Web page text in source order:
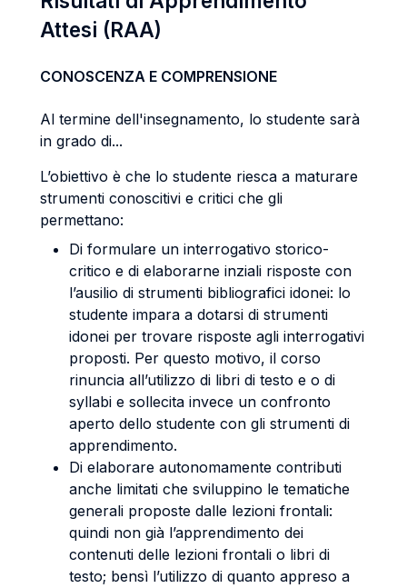
Attesi (RAA)
CONOSCENZA E COMPRENSIONE
Al termine dell'insegnamento, lo studente sarà
in grado di...
L’obiettivo è che lo studente riesca a maturare
strumenti conoscitivi e critici che gli
permettano:
Di formulare un interrogativo storico-
critico e di elaborarne inziali risposte con
l’ausilio di strumenti bibliografici idonei: lo
studente impara a dotarsi di strumenti
idonei per trovare risposte agli interrogativi
proposti. Per questo motivo, il corso
rinuncia all’utilizzo di libri di testo e o di
syllabi e sollecita invece un confronto
aperto dello studente con gli strumenti di
apprendimento.
Di elaborare autonomamente contributi
anche limitati che sviluppino le tematiche
generali proposte dalle lezioni frontali:
quindi non già l’apprendimento dei
contenuti delle lezioni frontali o libri di
testo; bensì l’utilizzo di quanto appreso a